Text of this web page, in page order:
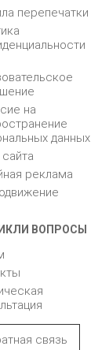
перепечатки
на
данных
реклама
ВОПРОСЫ
связь